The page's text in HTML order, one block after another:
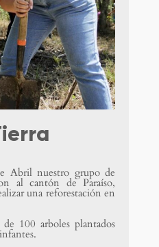
Abril nuestro grupo de
al cantón de Paraíso,
una reforestación en
100 arboles plantados